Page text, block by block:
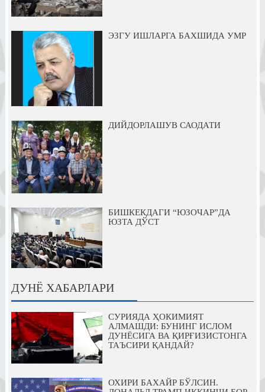
ЭЗГУ ИШЛАРГА БАХШИДА УМР
ДИЙДОРЛАШУВ САОДАТИ
БИШКЕКДАГИ “ЮЗОЧАР”ДА
ЮЗТА ДЎСТ
ДУНЁ ХАБАРЛАРИ
СУРИЯДА ҲОКИМИЯТ
АЛМАШДИ: БУНИНГ ИСЛОМ
ДУНЁСИГА ВА ҚИРҒИЗИСТОНГА
ТАЪСИРИ ҚАНДАЙ?
ОХИРИ БАХАЙР БЎЛСИН.